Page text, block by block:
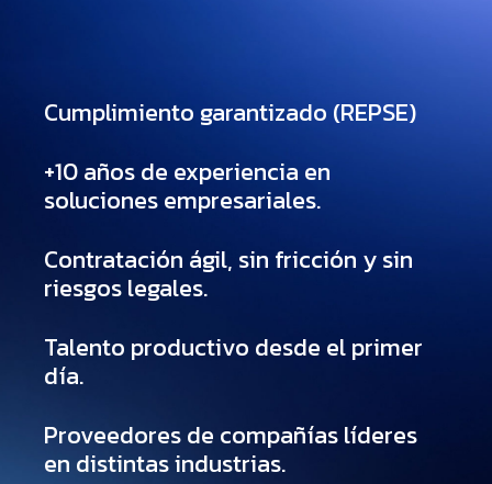
Cumplimiento garantizado (REPSE)
+10 años de experiencia en
soluciones empresariales.
Contratación ágil, sin fricción y sin
riesgos legales.
Talento productivo desde el primer
día.
Proveedores de compañías líderes
en distintas industrias.